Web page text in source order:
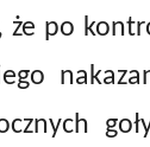
że po